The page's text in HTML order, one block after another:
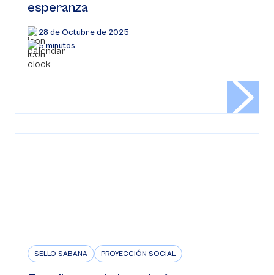
esperanza
28 de Octubre de 2025
5 minutos
SELLO SABANA PROYECCIÓN SOCIAL